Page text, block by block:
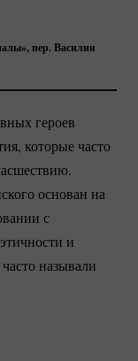
пер. Василия
героев
которые часто
основан на
с
и
называли